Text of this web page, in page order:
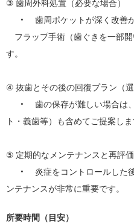
③ 歯周外科処置（必要な場合）
フラップ手術（歯ぐきを一部
す。
④ 抜歯とその後の回復プラン（選
ト・義歯等）も含めてご提案しま
⑤ 定期的なメンテナンスと再評価
所要時間（目安）